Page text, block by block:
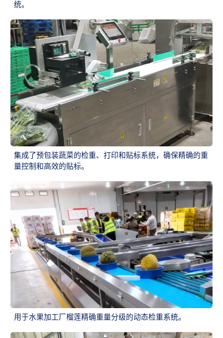
统。
集成了预包装蔬菜的检重、打印和贴标系统，确保精确的重
量控制和高效的贴标。
用于水果加工厂榴莲精确重量分级的动态检重系统。